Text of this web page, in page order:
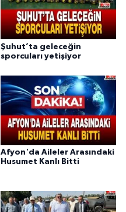
Şuhut’ta geleceğin
sporcuları yetişiyor
Afyon'da Aileler Arasındaki
Husumet Kanlı Bitti